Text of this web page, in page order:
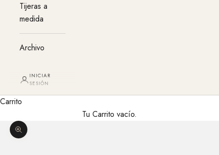
Tijeras a
medida
Archivo
INICIAR
SESIÓN
Carrito
Tu Carrito vacío.
Agrandar imagen